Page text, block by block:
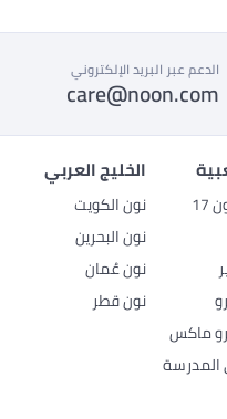
الدعم عبر البريد الإلكتروني
care@noon.com
المدرسة
الخليج العربي
نون الكويت
نون البحرين
نون عُمان
نون قطر